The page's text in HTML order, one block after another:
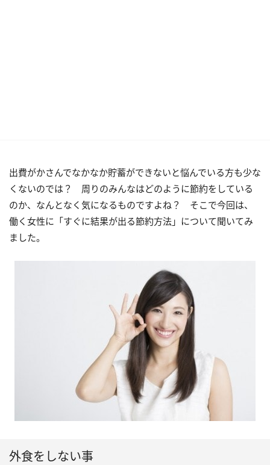
出費がかさんでなかなか貯蓄ができないと悩んでいる方も少な
くないのでは？ 周りのみんなはどのように節約をしている
のか、なんとなく気になるものですよね？ そこで今回は、
働く女性に「すぐに結果が出る節約方法」について聞いてみ
ました。
外食をしない事